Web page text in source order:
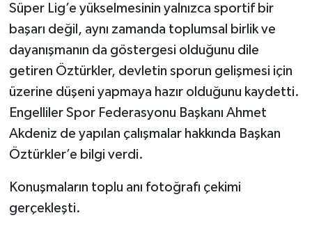
Süper Lig’e yükselmesinin yalnızca sportif bir
başarı değil, aynı zamanda toplumsal birlik ve
dayanışmanın da göstergesi olduğunu dile
getiren Öztürkler, devletin sporun gelişmesi için
üzerine düşeni yapmaya hazır olduğunu kaydetti.
Engelliler Spor Federasyonu Başkanı Ahmet
Akdeniz de yapılan çalışmalar hakkında Başkan
Öztürkler’e bilgi verdi.
Konuşmaların toplu anı fotoğrafı çekimi
gerçekleşti.